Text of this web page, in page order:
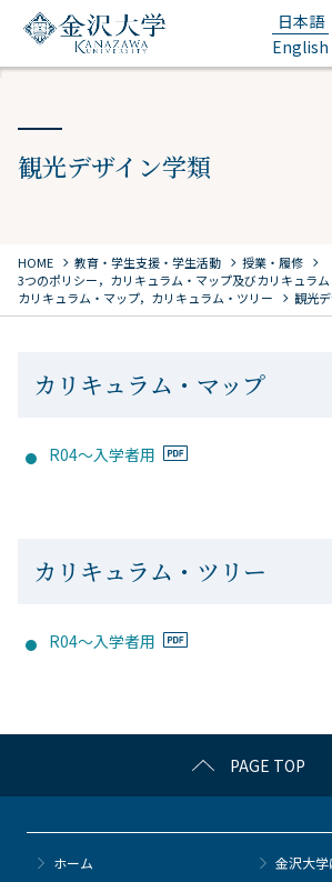
日本語
English
観光デザイン学類
HOME chevron_right 教育・学生支援・学生活動 chevron_right 授業・履修 chevron_right
3つのポリシー，カリキュラム・マップ及びカリキュラ
カリキュラム・マップ，カリキュラム・ツリー chevron_right 観光
カリキュラム・マップ
R04～入学者用
カリキュラム・ツリー
R04～入学者用
PAGE TOP
ホーム 金沢大